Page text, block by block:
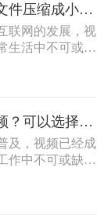
小编一起学习一
如何将大的视频文件压缩成小的视频？这二种方法有效快速解决!！
联网的发展，视
生活中不可或缺
清视频文件往往
用了大量的存储
大的视频文件压
一个常见的需
视频文件压缩成
介绍几种实用的
现视频压缩。
电脑如何压缩视频？可以选择这几种方式！
及，视频已经成
作中不可或缺的
视频文件通常占
传输速度也相对